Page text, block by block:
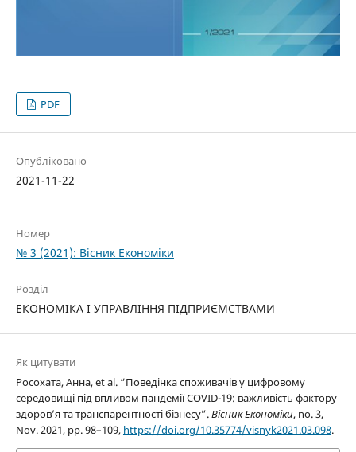
PDF
Опубліковано
2021-11-22
Номер
№ 3 (2021): Вісник Економіки
Розділ
ЕКОНОМІКА І УПРАВЛІННЯ ПІДПРИЄМСТВАМИ
Як цитувати
Росохата, Анна, et al. “Поведінка споживачів у цифровому
середовищі під впливом пандемії COVID-19: важливість фактору
здоров’я та транспарентності бізнесу”.Вісник Економіки, no. 3,
Nov. 2021, pp. 98–109, https://doi.org/10.35774/visnyk2021.03.098.